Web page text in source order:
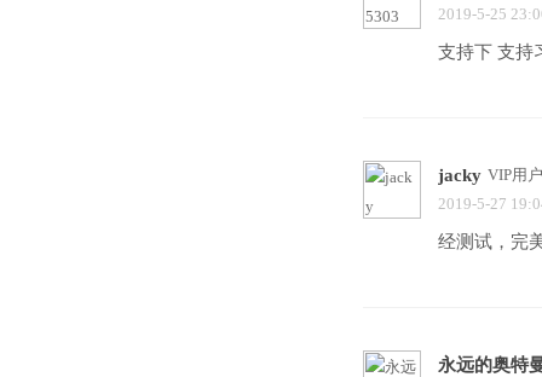
2019-5-25
支持下 支持
jacky VIP用户
2019-5-27
经测试，完
永远的奥特